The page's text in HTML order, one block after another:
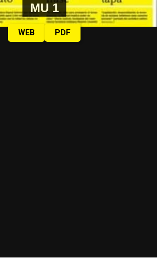
MU 1
WEB PDF